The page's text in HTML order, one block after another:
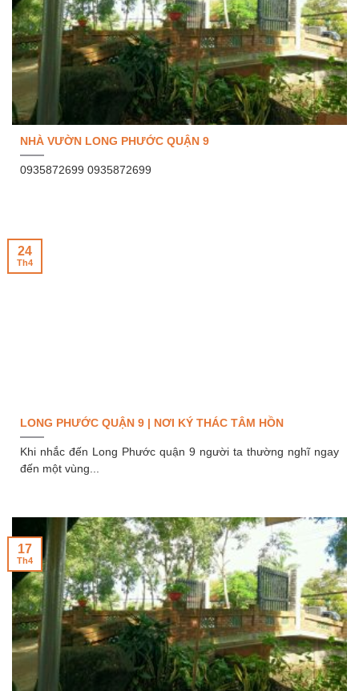
NHÀ VƯỜN LONG PHƯỚC QUẬN 9
0935872699 0935872699
LONG PHƯỚC QUẬN 9 | NƠI KÝ THÁC TÂM HỒN
Khi nhắc đến Long Phước quận 9 người ta thường nghĩ ngay
đến một vùng...
24
Th4
17
Th4